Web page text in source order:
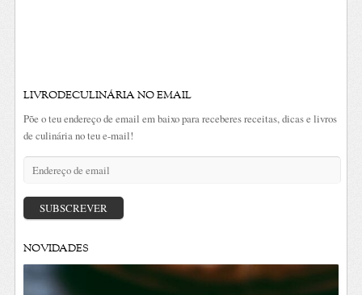
LIVRODECULINÁRIA NO EMAIL
Põe o teu endereço de email em baixo para receberes receitas, dicas e livros
de culinária no teu e-mail!
Endereço
email
SUBSCREVER
NOVIDADES